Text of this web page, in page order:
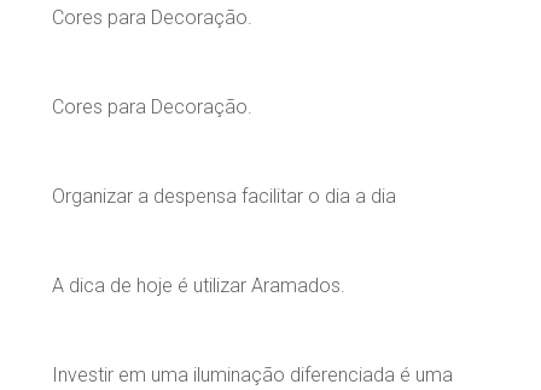
Cores para Decoração.
Cores para Decoração.
Organizar a despensa facilitar o dia a dia
A dica de hoje é utilizar Aramados.
Investir em uma iluminação diferenciada é uma